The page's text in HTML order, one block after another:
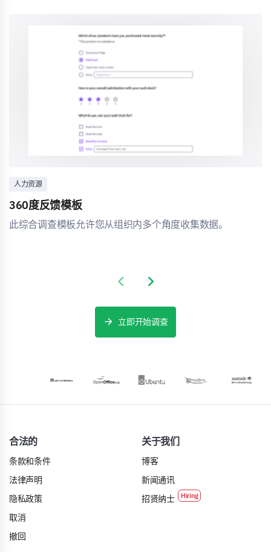
人力资源
360度反馈模板
此综合调查模板允许您从组织内多个角度收集数据。
Previous slide
Next slide
立即开始调查
合法的
条款和条件
法律声明
隐私政策
取消
撤回
关于我们
博客
新闻通讯
招贤纳士